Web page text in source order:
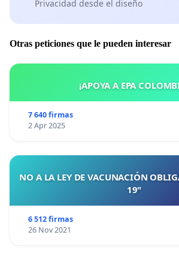
Privacidad desde el diseño
Otras peticiones que le pueden interesar
¡APOYA A EPA
7 640 firmas
2 Apr 2025
NO A LA LEY DE VACUNACIÓN
19"
6 512 firmas
26 Nov 2021